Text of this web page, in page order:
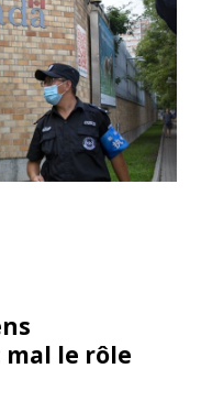
le rôle